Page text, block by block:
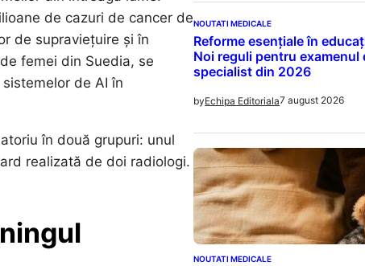
de cazuri de cancer de
de supraviețuire și în
femei din Suedia, se
de AI în
în două grupuri: unul
realizată de doi radiologi.
NOUTATI MEDICALE
Reforme esențiale în
Noi reguli pentru examenul
specialist din 2026
byEchipa Editoriala7 august 2026
NOUTATI MEDICALE